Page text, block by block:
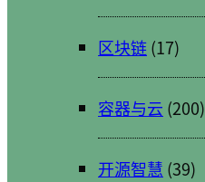
区块链(17)
容器与云 (200)
开源智慧 (39)